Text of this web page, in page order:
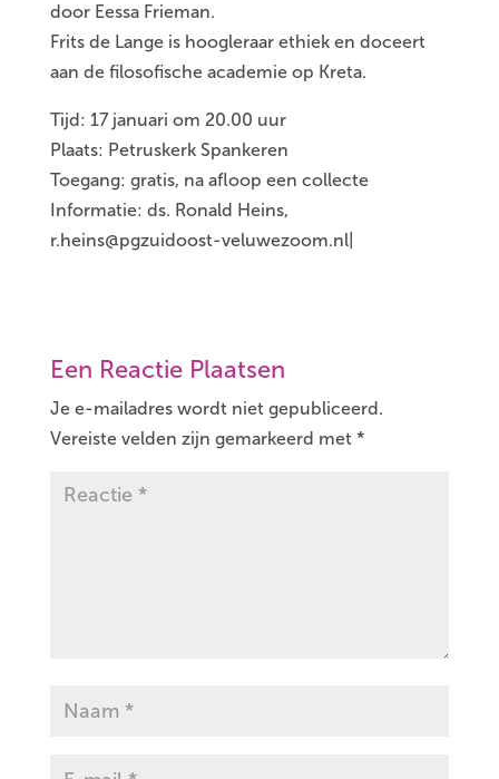
door Eessa Frieman.
Frits de Lange is hoogleraar ethiek en doceert
aan de filosofische academie op Kreta.
Tijd: 17 januari om 20.00 uur
Plaats: Petruskerk Spankeren
Toegang: gratis, na afloop een collecte
Informatie: ds. Ronald Heins,
r.heins@pgzuidoost-veluwezoom.nl|
Een Reactie Plaatsen
Je e-mailadres wordt niet gepubliceerd.
Vereiste velden zijn gemarkeerd met *